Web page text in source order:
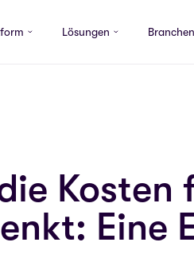
Lösungen Branchen
Eine